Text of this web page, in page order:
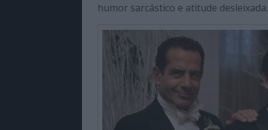
humor sarcástico e atitude desleixada.